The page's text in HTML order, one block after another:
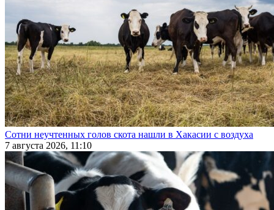
Сотни неучтенных голов скота нашли в Хакасии с воздуха
7 августа 2026, 11:10